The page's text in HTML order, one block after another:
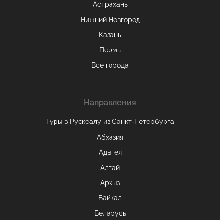
Астрахань
Нижний Новгород
Казань
Пермь
Все города
Направления
Туры в Рускеалу из Санкт‑Петербурга
Абхазия
Адыгея
Алтай
Архыз
Байкал
Беларусь